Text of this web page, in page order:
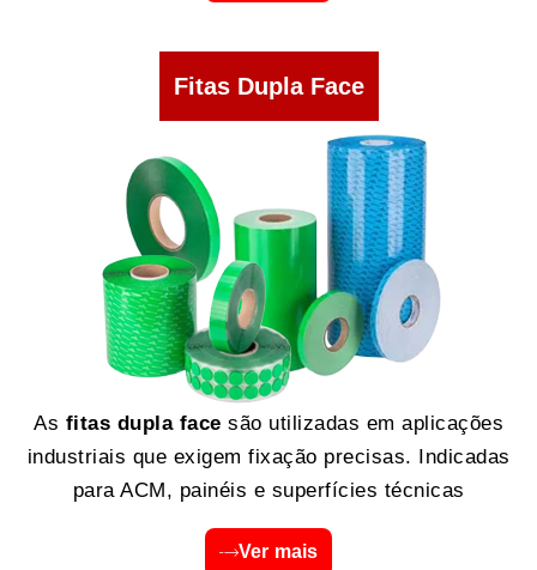
Fitas Dupla Face
As fitas dupla face são utilizadas em aplicações
industriais que exigem fixação precisas. Indicadas
para ACM, painéis e superfícies técnicas
Ver mais